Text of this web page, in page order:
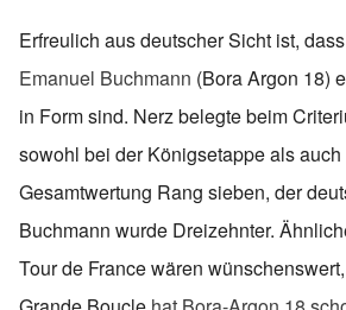
Erfreulich aus deutscher Sicht ist, dass
Emanuel Buchmann (Bora Argon 18)
in Form sind. Nerz belegte beim
sowohl bei der Königsetappe als
Gesamtwertung Rang sieben, der
Buchmann wurde Dreizehnter.
Tour de France wären